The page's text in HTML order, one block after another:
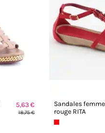
5,63 €
18,75 €
Sandales
rouge RITA